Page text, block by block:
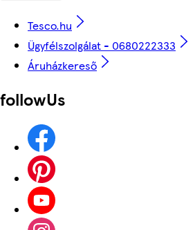
Tesco.hu
Ügyfélszolgálat - 0680222333
Áruházkereső
followUs